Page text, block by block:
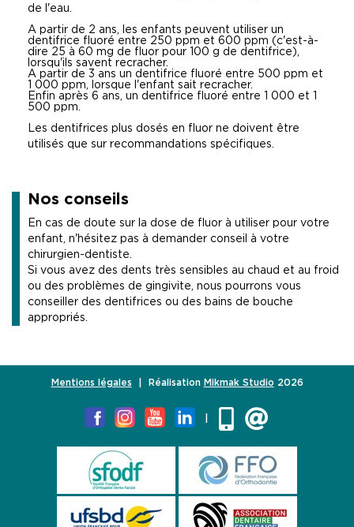
de l'eau.
A partir de 2 ans, les enfants peuvent utiliser un
dentifrice fluoré entre 250 ppm et 600 ppm (c'est-à-
dire 25 à 60 mg de fluor pour 100 g de dentifrice),
lorsqu'ils savent recracher.
A partir de 3 ans un dentifrice fluoré entre 500 ppm et
1 000 ppm, lorsque l'enfant sait recracher.
Enfin après 6 ans, un dentifrice fluoré entre 1 000 et 1
500 ppm.
Les dentifrices plus dosés en fluor ne doivent être
utilisés que sur recommandations spécifiques.
Nos conseils
En cas de doute sur la dose de fluor à utiliser pour votre
enfant, n'hésitez pas à demander conseil à votre
chirurgien-dentiste.
Si vous avez des dents très sensibles au chaud et au froid
ou des problèmes de gingivite, nous pourrons vous
conseiller des dentifrices ou des bains de bouche
appropriés.
Mentions légales | Réalisation Mikmak Studio 2026